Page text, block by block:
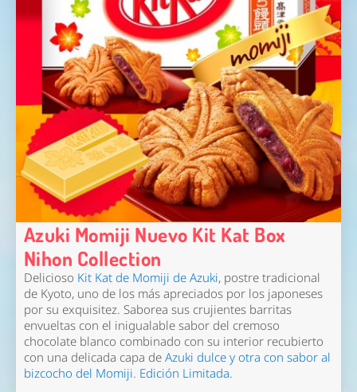
Azuki Momiji Nuevo Kit Kat Box
Nihon Collection
Delicioso Kit Kat de Momiji de Azuki, postre tradicional
de Kyoto, uno de los más apreciados por los japoneses
por su exquisitez. Saborea sus crujientes barritas
envueltas con el inigualable sabor del cremoso
chocolate blanco combinado con su interior recubierto
con una delicada capa deAzuki dulce y otra con sabor al
bizcocho del Momiji. Edición Limitada.